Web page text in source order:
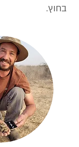
בחוץ.